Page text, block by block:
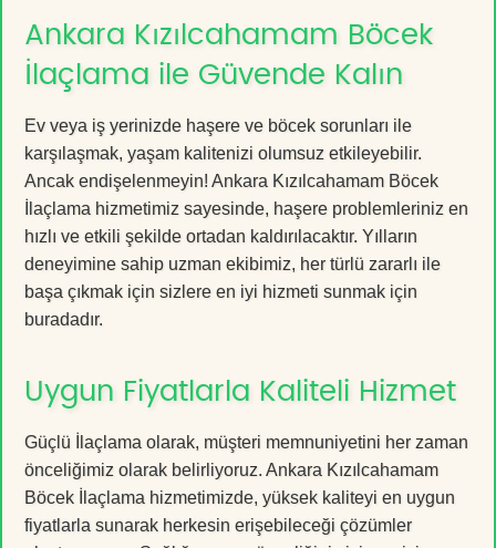
Ankara Kızılcahamam Böcek
İlaçlama ile Güvende Kalın
Ev veya iş yerinizde haşere ve böcek sorunları ile
karşılaşmak, yaşam kalitenizi olumsuz etkileyebilir.
Ancak endişelenmeyin! Ankara Kızılcahamam Böcek
İlaçlama hizmetimiz sayesinde, haşere problemleriniz en
hızlı ve etkili şekilde ortadan kaldırılacaktır. Yılların
deneyimine sahip uzman ekibimiz, her türlü zararlı ile
başa çıkmak için sizlere en iyi hizmeti sunmak için
buradadır.
Uygun Fiyatlarla Kaliteli Hizmet
Güçlü İlaçlama olarak, müşteri memnuniyetini her zaman
önceliğimiz olarak belirliyoruz. Ankara Kızılcahamam
Böcek İlaçlama hizmetimizde, yüksek kaliteyi en uygun
fiyatlarla sunarak herkesin erişebileceği çözümler